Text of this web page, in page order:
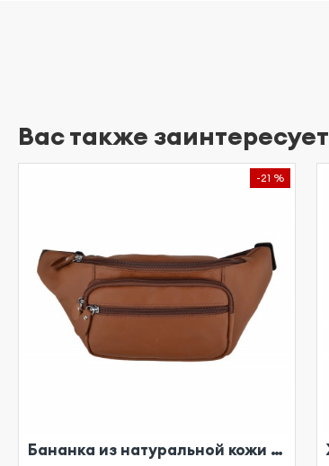
Вас также заинтересует
-21 %
Бананка из натуральной кожи рыжая